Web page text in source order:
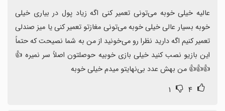
این بازیو نصب کنید خیلی بازی خوبیه حوصلتون اصلاً سر نمیره 👍
👍👍👍 من بهش عدد بی‌نهایتو میدم خیلی خوبه
۴ ۱